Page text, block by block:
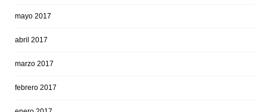
mayo 2017
abril 2017
marzo 2017
febrero 2017